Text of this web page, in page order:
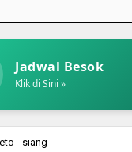
Jadwal Besok
Klik di Sini »
- siang